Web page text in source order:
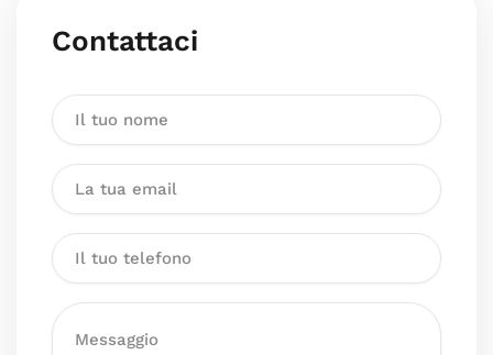
Contattaci